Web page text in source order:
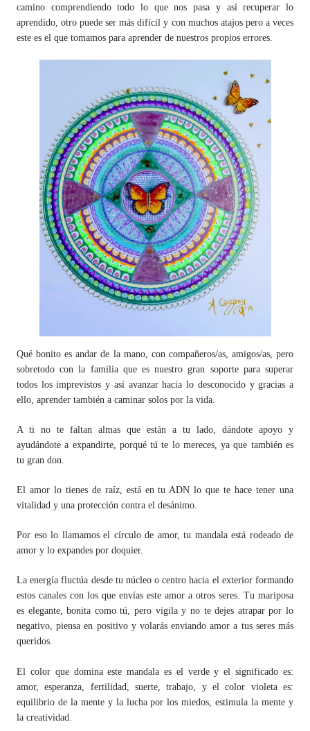
camino comprendiendo todo lo que nos pasa y así recuperar lo
aprendido, otro puede ser más difícil y con muchos atajos pero a veces
este es el que tomamos para aprender de nuestros propios errores.
Qué bonito es andar de la mano, con compañeros/as, amigos/as, pero
sobretodo con la familia que es nuestro gran soporte para superar
todos los imprevistos y así avanzar hacia lo desconocido y gracias a
ello, aprender también a caminar solos por la vida.
A ti no te faltan almas que están a tu lado, dándote apoyo y
ayudándote a expandirte, porqué tú te lo mereces, ya que también es
tu gran don.
El amor lo tienes de raíz, está en tu ADN lo que te hace tener una
vitalidad y una protección contra el desánimo.
Por eso lo llamamos el círculo de amor, tu mandala está rodeado de
amor y lo expandes por doquier.
La energía fluctúa desde tu núcleo o centro hacia el exterior formando
estos canales con los que envías este amor a otros seres. Tu mariposa
es elegante, bonita como tú, pero vigila y no te dejes atrapar por lo
negativo, piensa en positivo y volarás enviando amor a tus seres más
queridos.
El color que domina este mandala es el verde y el significado es:
amor, esperanza, fertilidad, suerte, trabajo, y el color violeta es:
equilibrio de la mente y la lucha por los miedos, estimula la mente y
la creatividad.